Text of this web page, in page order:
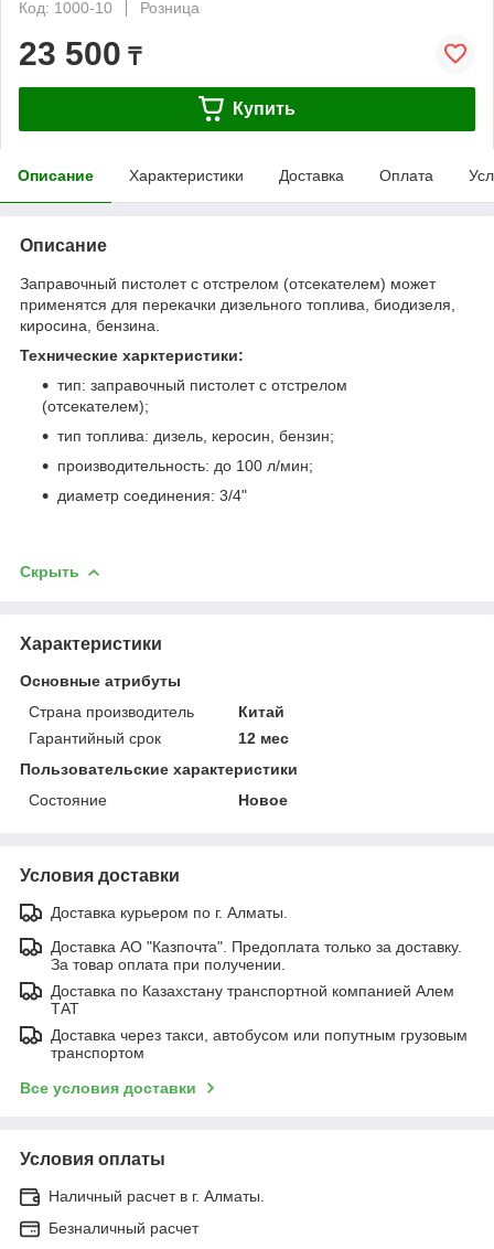
Код: 1000-10
Розница
23 500 ₸
Купить
Описание Характеристики Доставка Оплата
Описание
Заправочный пистолет с отстрелом (отсекателем) может
применятся для перекачки дизельного топлива, биодизеля,
киросина, бензина.
Технические харктеристики:
тип: заправочный пистолет с отстрелом
(отсекателем);
тип топлива: дизель, керосин, бензин;
производительность: до 100 л/мин;
диаметр соединения: 3/4"
Скрыть
Характеристики
Основные атрибуты
Страна производитель
Китай
Гарантийный срок
12 мес
Пользовательские характеристики
Состояние
Новое
Условия доставки
Доставка курьером по г. Алматы.
Доставка АО "Казпочта". Предоплата только за доставку.
За товар оплата при получении.
Доставка по Казахстану транспортной компанией Алем
ТАТ
Доставка через такси, автобусом или попутным грузовым
транспортом
Все условия доставки
Условия оплаты
Наличный расчет в г. Алматы.
Безналичный расчет